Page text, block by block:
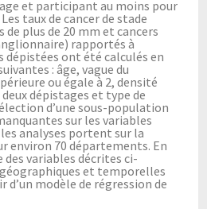
et participant au moins pour
taux de cancer de stade
de plus de 20 mm et cancers
rapportés à
dépistées ont été calculés en
: âge, vague du
ou égale à 2, densité
dépistages et type de
d’une sous-population
sur les variables
analyses portent sur la
environ 70 départements. En
variables décrites ci-
et temporelles
modèle de régression de